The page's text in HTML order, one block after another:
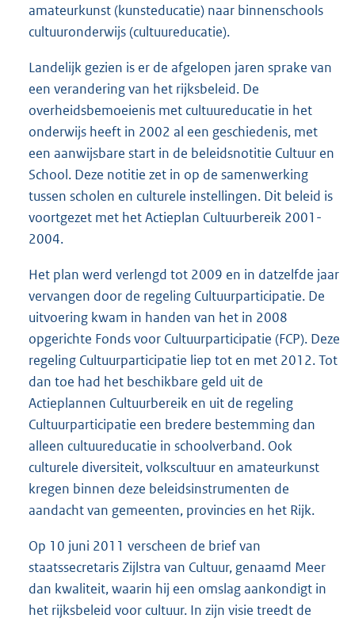
amateurkunst (kunsteducatie) naar binnenschools
cultuuronderwijs (cultuureducatie).
Landelijk gezien is er de afgelopen jaren sprake van
een verandering van het rijksbeleid. De
overheidsbemoeienis met cultuureducatie in het
onderwijs heeft in 2002 al een geschiedenis, met
een aanwijsbare start in de beleidsnotitie Cultuur en
School. Deze notitie zet in op de samenwerking
tussen scholen en culturele instellingen. Dit beleid is
voortgezet met het Actieplan Cultuurbereik 2001-
2004.
Het plan werd verlengd tot 2009 en in datzelfde jaar
vervangen door de regeling Cultuurparticipatie. De
uitvoering kwam in handen van het in 2008
opgerichte Fonds voor Cultuurparticipatie (FCP). Deze
regeling Cultuurparticipatie liep tot en met 2012. Tot
dan toe had het beschikbare geld uit de
Actieplannen Cultuurbereik en uit de regeling
Cultuurparticipatie een bredere bestemming dan
alleen cultuureducatie in schoolverband. Ook
culturele diversiteit, volkscultuur en amateurkunst
kregen binnen deze beleidsinstrumenten de
aandacht van gemeenten, provincies en het Rijk.
Op 10 juni 2011 verscheen de brief van
staatssecretaris Zijlstra van Cultuur, genaamd Meer
dan kwaliteit, waarin hij een omslag aankondigt in
het rijksbeleid voor cultuur. In zijn visie treedt de